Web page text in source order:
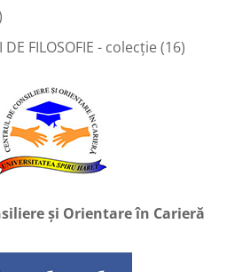
DE FILOSOFIE - colecție(16)
și Orientare în Carieră